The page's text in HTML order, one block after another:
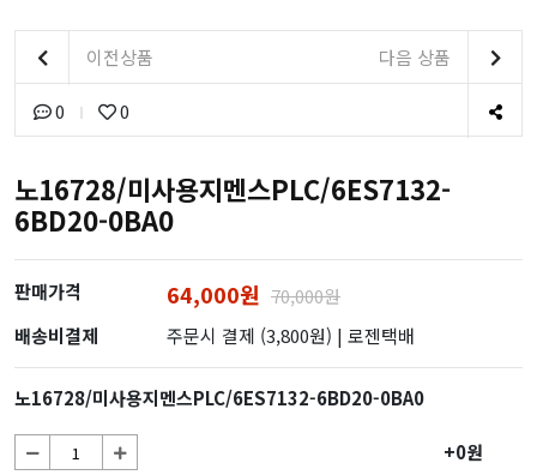
이전상품 다음 상품
0 0
노16728/미사용지멘스PLC/6ES7132-
6BD20-0BA0
판매가격 64,000원 70,000원
배송비결제
주문시 결제 (3,800원) | 로젠택배
노16728/미사용지멘스PLC/6ES7132-6BD20-0BA0
+0원